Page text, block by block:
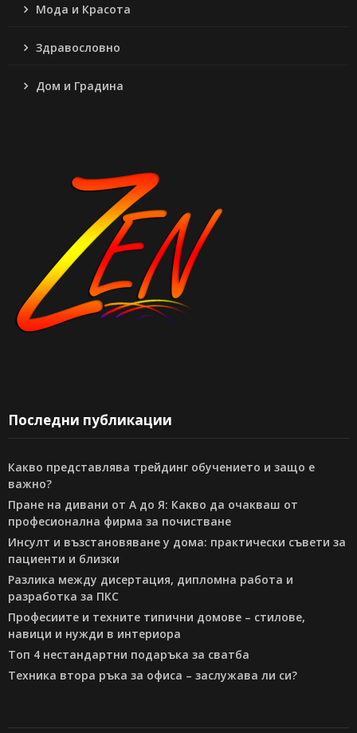
Мода и Красота
Здравословно
Дом и Градина
Последни публикации
Какво представлява трейдинг обучението и защо е
важно?
Пране на дивани от А до Я: Какво да очакваш от
професионална фирма за почистване
Инсулт и възстановяване у дома: практически съвети за
пациенти и близки
Разлика между дисертация, дипломна работа и
разработка за ПКС
Професиите и техните типични домове – стилове,
навици и нужди в интериора
Топ 4 нестандартни подаръка за сватба
Техника втора ръка за офиса – заслужава ли си?